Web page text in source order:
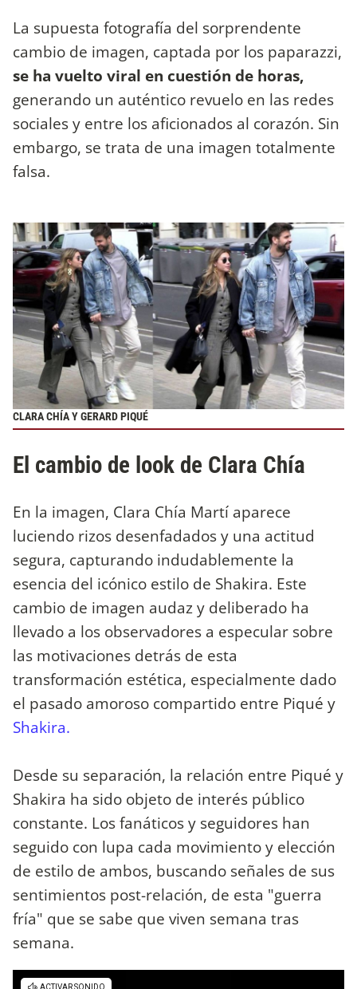
La supuesta fotografía del sorprendente
cambio de imagen, captada por los paparazzi,
se ha vuelto viral en cuestión de horas,
generando un auténtico revuelo en las redes
sociales y entre los aficionados al corazón. Sin
embargo, se trata de una imagen totalmente
falsa.
CLARA CHÍA Y GERARD PIQUÉ
El cambio de look de Clara Chía
En la imagen, Clara Chía Martí aparece
luciendo rizos desenfadados y una actitud
segura, capturando indudablemente la
esencia del icónico estilo de Shakira. Este
cambio de imagen audaz y deliberado ha
llevado a los observadores a especular sobre
las motivaciones detrás de esta
transformación estética, especialmente dado
el pasado amoroso compartido entre Piqué y
Shakira.
Desde su separación, la relación entre Piqué y
Shakira ha sido objeto de interés público
constante. Los fanáticos y seguidores han
seguido con lupa cada movimiento y elección
de estilo de ambos, buscando señales de sus
sentimientos post-relación, de esta "guerra
fría" que se sabe que viven semana tras
semana.